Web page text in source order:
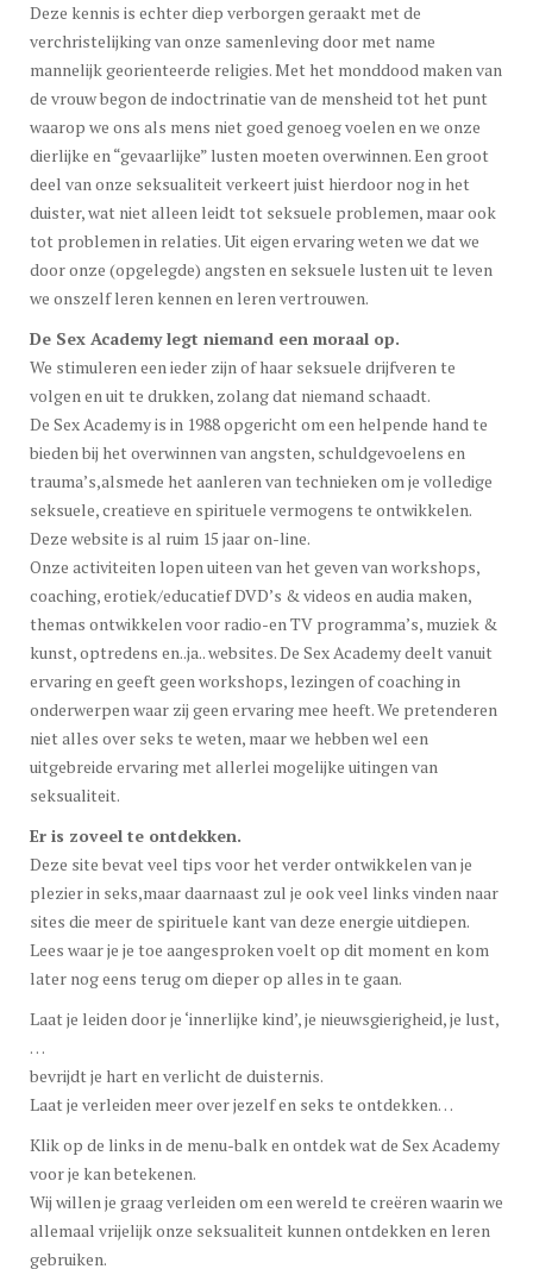
Deze kennis is echter diep verborgen geraakt met de
verchristelijking van onze samenleving door met name
mannelijk georienteerde religies. Met het monddood maken van
de vrouw begon de indoctrinatie van de mensheid tot het punt
waarop we ons als mens niet goed genoeg voelen en we onze
dierlijke en “gevaarlijke” lusten moeten overwinnen. Een groot
deel van onze seksualiteit verkeert juist hierdoor nog in het
duister, wat niet alleen leidt tot seksuele problemen, maar ook
tot problemen in relaties. Uit eigen ervaring weten we dat we
door onze (opgelegde) angsten en seksuele lusten uit te leven
we onszelf leren kennen en leren vertrouwen.
De Sex Academy legt niemand een moraal op.
We stimuleren een ieder zijn of haar seksuele drijfveren te
volgen en uit te drukken, zolang dat niemand schaadt.
De Sex Academy is in 1988 opgericht om een helpende hand te
bieden bij het overwinnen van angsten, schuldgevoelens en
trauma’s,alsmede het aanleren van technieken om je volledige
seksuele, creatieve en spirituele vermogens te ontwikkelen.
Deze website is al ruim 15 jaar on-line.
Onze activiteiten lopen uiteen van het geven van workshops,
coaching, erotiek/educatief DVD’s & videos en audia maken,
themas ontwikkelen voor radio-en TV programma’s, muziek &
kunst, optredens en..ja.. websites. De Sex Academy deelt vanuit
ervaring en geeft geen workshops, lezingen of coaching in
onderwerpen waar zij geen ervaring mee heeft. We pretenderen
niet alles over seks te weten, maar we hebben wel een
uitgebreide ervaring met allerlei mogelijke uitingen van
seksualiteit.
Er is zoveel te ontdekken.
Deze site bevat veel tips voor het verder ontwikkelen van je
plezier in seks,maar daarnaast zul je ook veel links vinden naar
sites die meer de spirituele kant van deze energie uitdiepen.
Lees waar je je toe aangesproken voelt op dit moment en kom
later nog eens terug om dieper op alles in te gaan.
Laat je leiden door je ‘innerlijke kind’, je nieuwsgierigheid, je lust,
…
bevrijdt je hart en verlicht de duisternis.
Laat je verleiden meer over jezelf en seks te ontdekken…
Klik op de links in de menu-balk en ontdek wat de Sex Academy
voor je kan betekenen.
Wij willen je graag verleiden om een wereld te creëren waarin we
allemaal vrijelijk onze seksualiteit kunnen ontdekken en leren
gebruiken.